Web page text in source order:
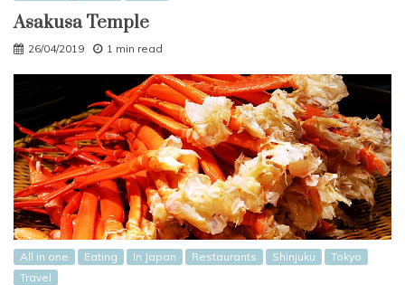
Asakusa Temple
26/04/2019 1 min read
All in one Eating In Japan Restaurants Shinjuku
Tokyo
Travel